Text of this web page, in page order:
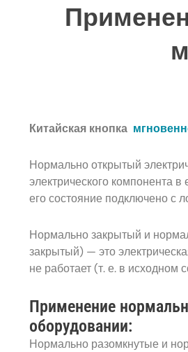
Китайская кнопка
Нормально открытый
электрического компонента
его состояние подключено с
Нормально закрытый и
закрытый) — это
не работает (т. е. в исходном
Применение
оборудовании:
Нормально разомкнутые и